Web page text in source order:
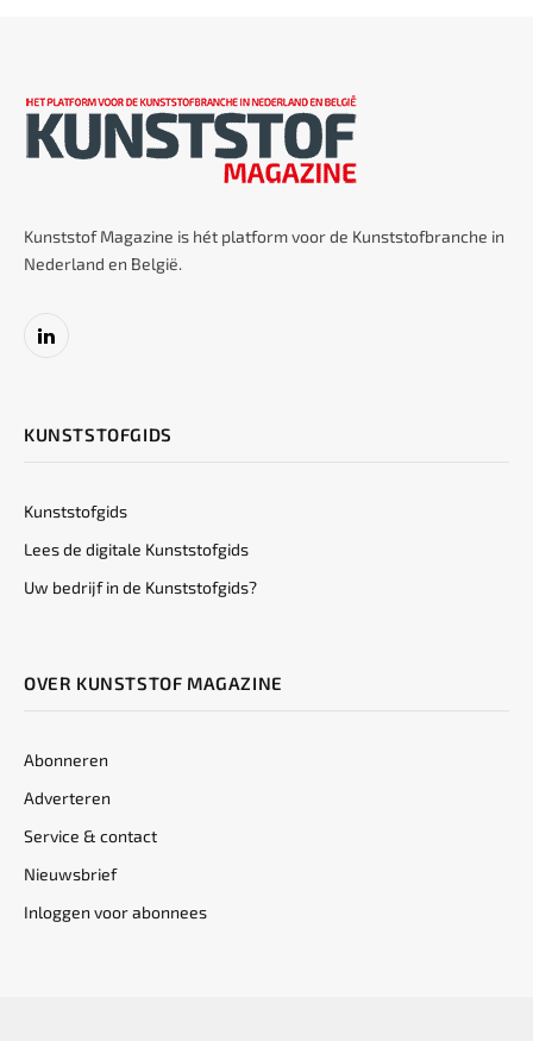
Kunststof Magazine is hét platform voor de Kunststofbranche in
Nederland en België.
LinkedIn
KUNSTSTOFGIDS
Kunststofgids
Lees de digitale Kunststofgids
Uw bedrijf in de Kunststofgids?
OVER KUNSTSTOF MAGAZINE
Abonneren
Adverteren
Service & contact
Nieuwsbrief
Inloggen voor abonnees